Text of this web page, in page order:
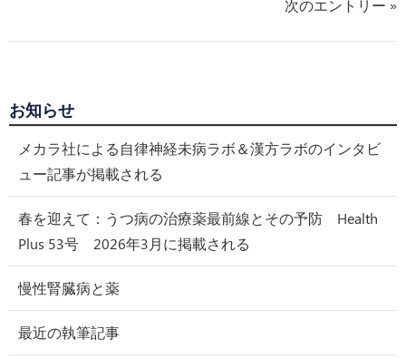
次のエントリー »
お知らせ
メカラ社による自律神経未病ラボ＆漢方ラボのインタビ
ュー記事が掲載される
春を迎えて：うつ病の治療薬最前線とその予防 Health
Plus 53号 2026年3月に掲載される
慢性腎臓病と薬
最近の執筆記事